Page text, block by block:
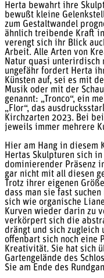
Herta bewahrt ihre
bewußt kleine
zum Gestaltwandel
ähnlich treibende Kraft
verengt sich ihr Blick
Arbeit. Alle Arten von
Natur quasi unterirdisch
ungefähr fordert Herta
Künsten auf, sei es mit
Musik oder mit der
genannt: „Tronco“, ein
„Flor“, das
Kirchzarten 2023. Bei
jeweils immer mehrere
Hier am Hang in diesem
Hertas Skulpturen sich
dominierender Präsenz
gar nicht mit all diesen
Trotz ihrer eigenen
dass man sie fast
sich wie organische
Kurven wieder darin zu
verkörpert sich die
drängt und sich
offenbart sich noch eine
Kreativität. Sie hat sich
Gartengelände des
Sie am Ende des